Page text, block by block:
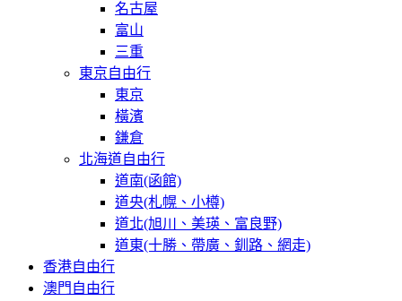
名古屋
富山
三重
東京自由行
東京
橫濱
鎌倉
北海道自由行
道南(函館)
道央(札幌、小樽)
道北(旭川、美瑛、富良野)
道東(十勝、帶廣、釧路、網走)
香港自由行
澳門自由行